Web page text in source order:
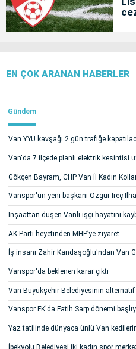
EN ÇOK ARANAN HABERLER
Gündem
Van YYÜ kavşağı 2 gün trafiğe
Van'da 7 ilçede planlı elektrik kesintisi
Gökçen Bayram, CHP Van İl Kadın
Vanspor'un yeni başkanı Özgür İreç
İnşaattan düşen Vanlı işçi hayatını
AK Parti heyetinden MHP’ye ziyaret
İş insanı Zahir Kandaşoğlu'ndan Van
Vanspor'da beklenen karar çıktı
Van Büyükşehir Belediyesinin
Vanspor FK'da Fatih Sarp dönemi
Yaz tatilinde dünyaca ünlü Van
İpekyolu Belediyesi iki kadın spor